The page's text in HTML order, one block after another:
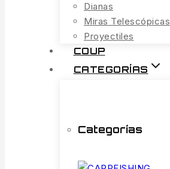
Dianas
Miras Telescópicas
Proyectiles
COUP
CATEGORÍAS
Categorías